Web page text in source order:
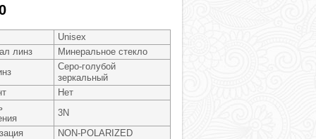
Unisex
линз
Минеральное стекло
Серо-голубой
зеркальный
Нет
3N
NON-POLARIZED